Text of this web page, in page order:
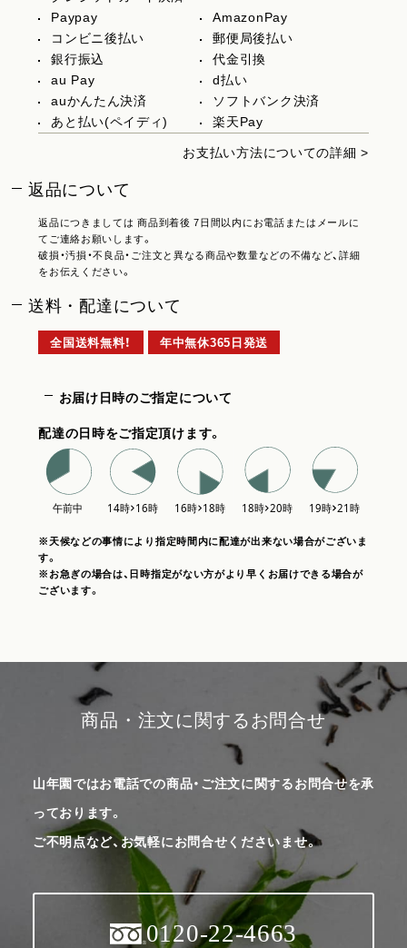
Paypay
AmazonPay
コンビニ後払い
郵便局後払い
銀行振込
代金引換
au Pay
d払い
auかんたん決済
ソフトバンク決済
あと払い(ペイディ)
楽天Pay
お支払い方法についての詳細 >
返品について
返品につきましては 商品到着後 7日間以内にお電話またはメールに
てご連絡お願いします。
破損・汚損・不良品・ご注文と異なる商品や数量などの不備など、詳細
をお伝えください。
送料・配達について
全国送料無料！ 年中無休365日発送
お届け日時のご指定について
配達の日時をご指定頂けます。
※天候などの事情により指定時間内に配達が出来ない場合がございま
す。
※お急ぎの場合は、日時指定がない方がより早くお届けできる場合が
ございます。
商品・注文に関するお問合せ
山年園ではお電話での商品・ご注文に関するお問合せを承
っております。
ご不明点など、お気軽にお問合せくださいませ。
0120-22-4663